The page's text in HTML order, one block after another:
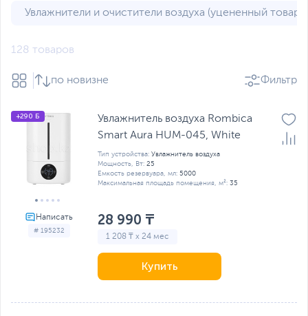
Увлажнители и очистители воздуха (уцененный товар)
128 товаров
по новизне Фильтр
# 195232
+290 Б
Увлажнитель воздуха Rombica
Smart Aura HUM-045, White
Тип устройства: Увлажнитель воздуха
Мощность, Вт: 25
Емкость резервуара, мл: 5000
Максимальная площадь помещения, м²: 35
28 990 ₸
1 208 ₸ x 24 мес
Купить